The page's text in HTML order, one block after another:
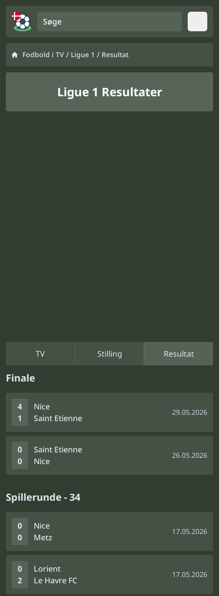
Fodbold i TV / Ligue 1 / Resultat
Ligue 1 Resultater
TV Stilling Resultat
Finale
4
1
Nice
Saint Etienne
29.05.2026
0
0
Saint Etienne
Nice
26.05.2026
Spillerunde - 34
0
0
Nice
Metz
17.05.2026
0
2
Lorient
Le Havre FC
17.05.2026